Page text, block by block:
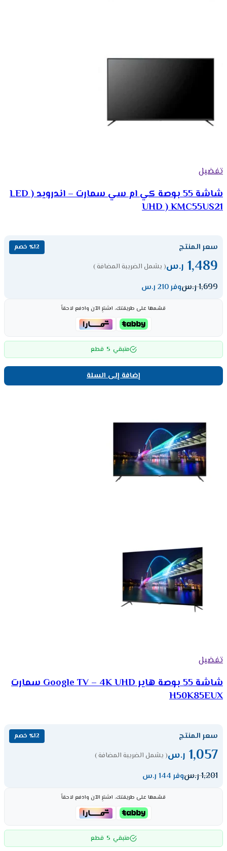
تفضيل
شاشة 55 بوصة كي ام سي سمارت – اندرويد ( LED
UHD ) KMC55US21
سعر المنتج ٪12 خصم
1,489 ر.س( يشمل الضريبة المضافة )
1,699ر.سوفر 210 ر.س
قسّمها على طريقتك، اشترِ الآن وادفع لاحقاً
متبقي 5 قطع
إضافة إلى السلة
تفضيل
شاشة 55 بوصة هاير Google TV – 4K UHD سمارت
H50K85EUX
سعر المنتج ٪12 خصم
1,057 ر.س( يشمل الضريبة المضافة )
1,201ر.سوفر 144 ر.س
قسّمها على طريقتك، اشترِ الآن وادفع لاحقاً
متبقي 5 قطع